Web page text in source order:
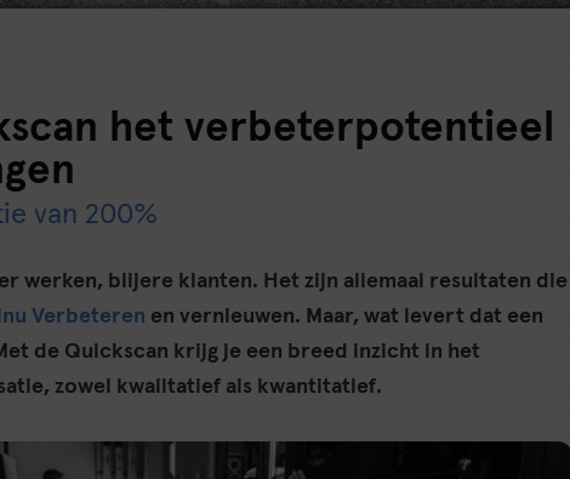
het verbeterpotentieel
van 200%
werken, blijere klanten. Het zijn allemaal resultaten die
Verbeteren en vernieuwen. Maar, wat levert dat een
de Quickscan krijg je een breed inzicht in het
zowel kwalitatief als kwantitatief.